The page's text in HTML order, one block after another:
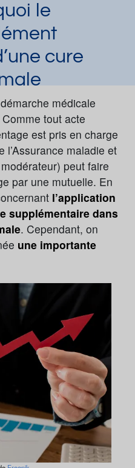
le
cure
?
Dupuy le 06/10/2023
de la cure
médicale
tout acte
est pris en charge
l’Assurance maladie et
peut faire
par une mutuelle. En
l’application
supplémentaire dans
. Cependant, on
une importante